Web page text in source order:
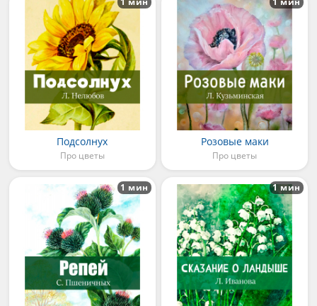
Подсолнух
Про цветы
Розовые маки
Про цветы
1 мин 1 мин